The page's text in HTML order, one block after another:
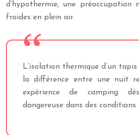
d’hypothermie, une préoccupation
froides en plein air.
L’isolation thermique d’un
la différence entre une nuit
expérience de camping
dangereuse dans des conditions